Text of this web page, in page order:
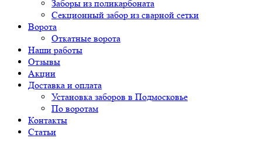
Заборы из поликарбоната
Секционный забор из сварной сетки
Ворота
Откатные ворота
Наши работы
Отзывы
Акции
Доставка и оплата
Установка заборов в Подмосковье
По воротам
Контакты
Статьи